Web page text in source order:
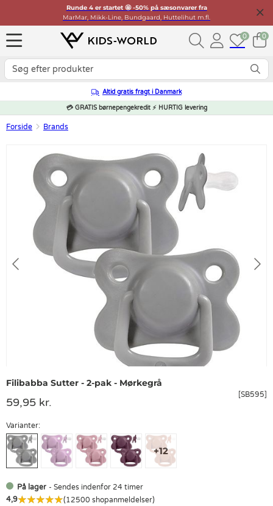
Runde 4 er startet 🤩 -50% på sæsonvarer fra
MarMar, Mikk-Line, Bundgaard, Huttelihut m.fl.
0 0
Altid gratis fragt i Danmark
💳 GRATIS børnepengekredit ⚡ HURTIG levering
Forside Brands
Filibabba Sutter - 2-pak - Mørkegrå
[SB595]
59,95 kr.
Varianter:
På lager - Sendes indenfor 24 timer
4,9
(12500 shopanmeldelser)